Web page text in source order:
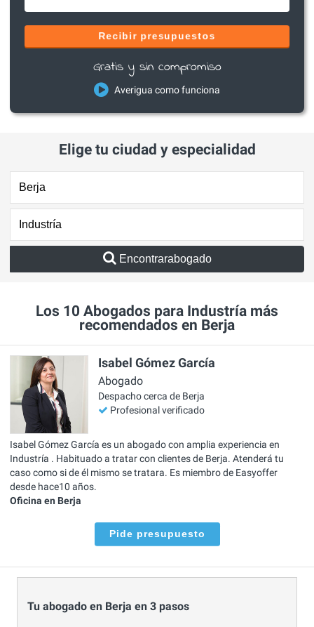
Recibir presupuestos
Gratis y sin compromiso
Averigua como funciona
Elige tu ciudad y especialidad
Encontrarabogado
Los 10 Abogados para Industría más
recomendados en Berja
Isabel Gómez García
Abogado
Despacho cerca de Berja
Profesional verificado
Isabel Gómez García es un abogado con amplia experiencia en
Industría . Habituado a tratar con clientes de Berja. Atenderá tu
caso como si de él mismo se tratara. Es miembro de Easyoffer
desde hace10 años.
Oficina en Berja
Pide presupuesto
Tu abogado en Berja en 3 pasos